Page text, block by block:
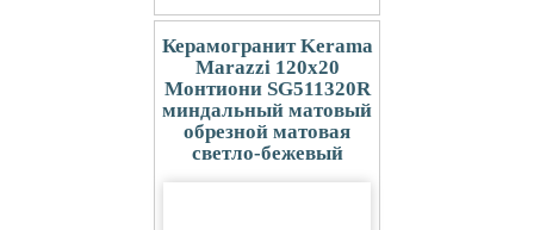
Керамогранит Kerama
Marazzi 120x20
Монтиони SG511320R
миндальный матовый
обрезной матовая
светло-бежевый